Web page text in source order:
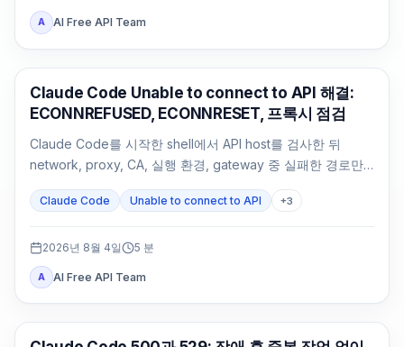
A AI Free API Team
Claude Code
Claude Code Unable to connect to API 해결:
ECONNREFUSED, ECONNRESET, 프록시 점검
Claude Code를 시작한 shell에서 API host를 검사한 뒤
network, proxy, CA, 실행 환경, gateway 중 실패한 경로만
Claude Code Unable to connect to API +3
2026년 8월 4일 5 분
A AI Free API Team
Claude Code